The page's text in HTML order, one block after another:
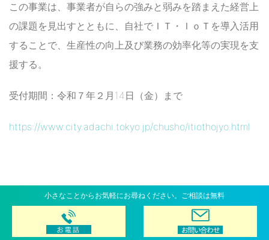
この事業は、事業者が自らの強みと弱みを踏まえた経営上
の課題を見出すとともに、自社でＩＴ・ＩｏＴを導入活用
することで、生産性の向上及び業務の効率化等の実現を支
援する。
受付期間：令和７年２月14日（金）まで
https://www.city.adachi.tokyo.jp/chusho/itiothojyo.html
中央区
小さなことからお気軽にお尋ねください。ご相談は無料